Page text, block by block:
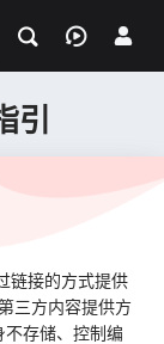
玄幻武侠 奇幻
引
链接的方式提供
三方内容提供方
不存储、控制编